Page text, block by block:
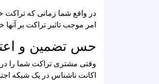
در واقع شما زمانی که تراکت
امر موجب تاثیر تراکت بر
حس تضمین و
وقتی مشتری تراکت شما را
اکانت ناشناس در یک شبکه